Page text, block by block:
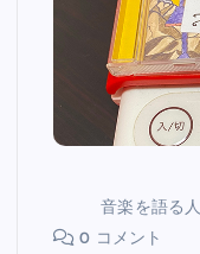
音楽を語る人
0 コメント